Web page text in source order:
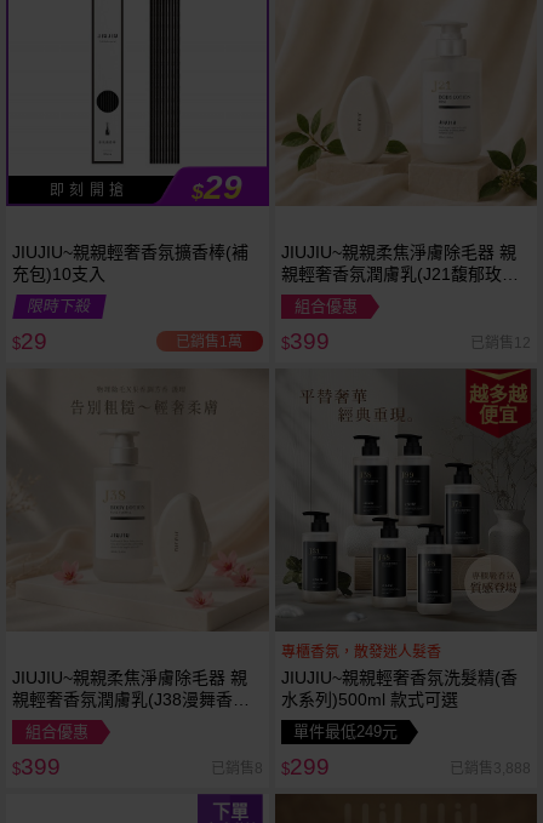
即 刻 開 搶 $29
JIUJIU~親親輕奢香氛擴香棒(補
充包)10支入
限時下殺
$29 已銷售1萬
JIUJIU~親親柔焦淨膚除毛器 親
親輕奢香氛潤膚乳(J21馥郁玫
瑰)400ml 組合款
組合優惠
$399 已銷售12
JIUJIU~親親柔焦淨膚除毛器 親
親輕奢香氛潤膚乳(J38漫舞香
蘋)400ml 組合款
組合優惠
$399 已銷售8
越多越
便宜
專櫃香氛，散發迷人髮香
JIUJIU~親親輕奢香氛洗髮精(香
水系列)500ml 款式可選
單件最低249元
$299 已銷售3,888
下單